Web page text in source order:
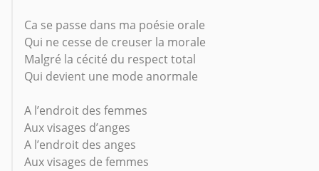
Ca se passe dans ma poésie orale
Qui ne cesse de creuser la morale
Malgré la cécité du respect total
Qui devient une mode anormale
A l’endroit des femmes
Aux visages d’anges
A l’endroit des anges
Aux visages de femmes